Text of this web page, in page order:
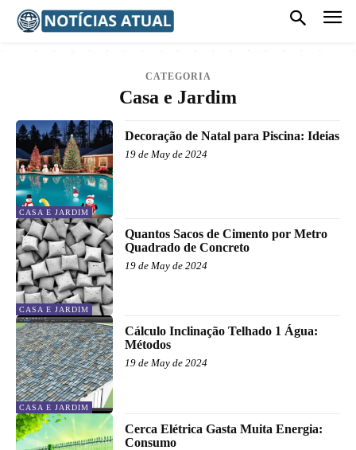
CATEGORIA
Casa e Jardim
CASA E JARDIM
Decoração de Natal para Piscina: Ideias
19 de May de 2024
CASA E JARDIM
Quantos Sacos de Cimento por Metro
Quadrado de Concreto
19 de May de 2024
CASA E JARDIM
Cálculo Inclinação Telhado 1 Água:
Métodos
19 de May de 2024
Cerca Elétrica Gasta Muita Energia:
Consumo